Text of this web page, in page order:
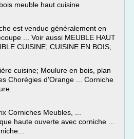
meuble haut cuisine
est vendue généralement en
... Voir aussi MEUBLE HAUT
CUISINE; CUISINE EN BOIS;
cuisine; Moulure en bois, plan
Chorégies d'Orange ... Corniche
Corniches Meubles, ...
haute ouverte avec corniche ...